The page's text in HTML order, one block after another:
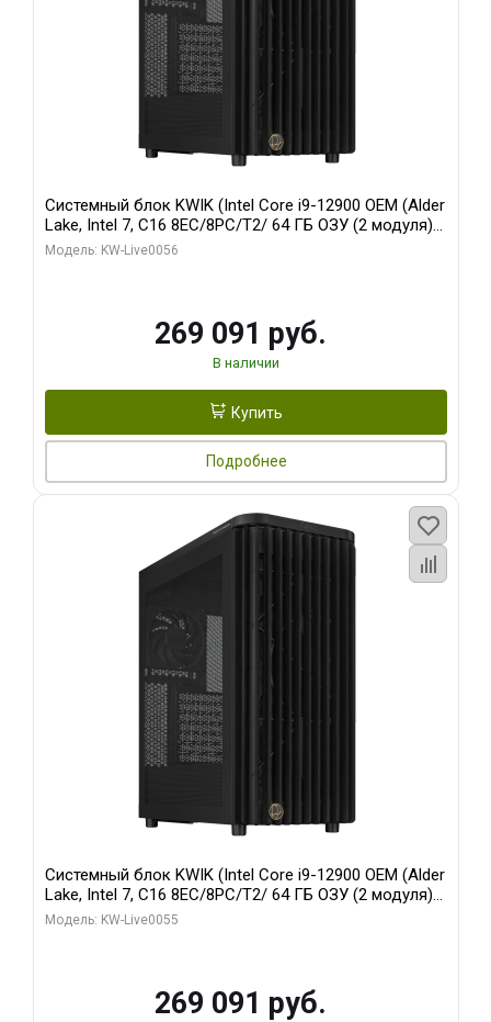
Системный блок KWIK (Intel Core i9-12900 OEM (Alder
Lake, Intel 7, C16 8EC/8PC/T2/ 64 ГБ ОЗУ (2 модуля)/
Palit RTX5080 INFINITY 3 OC 16GB GDDR7 256bit 3xDP
Модель: KW-Live0056
269 091 руб.
В наличии
Купить
Подробнее
Системный блок KWIK (Intel Core i9-12900 OEM (Alder
Lake, Intel 7, C16 8EC/8PC/T2/ 64 ГБ ОЗУ (2 модуля)/
MSI RTX5080 SHADOW 3X OC 16GB GDDR7 256bit 3xDP
Модель: KW-Live0055
269 091 руб.